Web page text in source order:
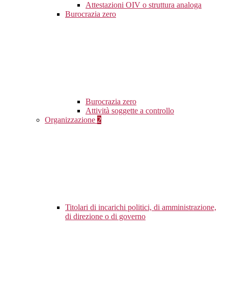
Attestazioni OIV o struttura analoga
Burocrazia zero
Burocrazia zero
Attività soggette a controllo
Organizzazione 2
Titolari di incarichi politici, di amministrazione,
di direzione o di governo